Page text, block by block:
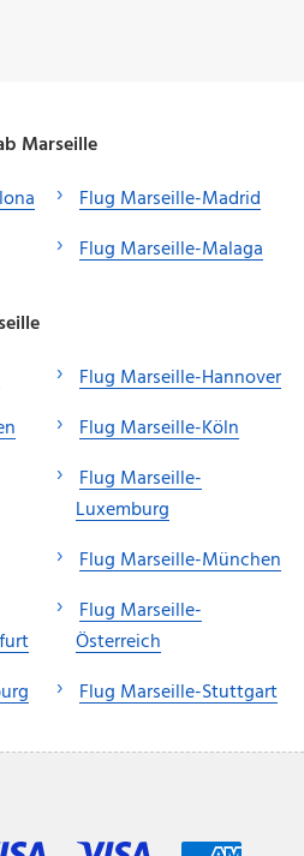
Marseille
Flug Marseille-Madrid
Flug Marseille-Malaga
Flug Marseille-Hannover
Flug Marseille-Köln
Flug Marseille-
Luxemburg
Flug Marseille-München
Flug Marseille-
Österreich
Flug Marseille-Stuttgart